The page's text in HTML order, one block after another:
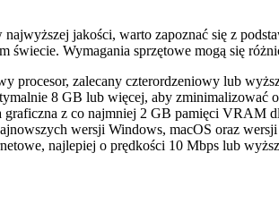
jakości, warto zapoznać się z
świecie. Wymagania sprzętowe mogą się
procesor, zalecany czterordzeniowy lub
8 GB lub więcej, aby zminimalizować
z co najmniej 2 GB pamięci VRAM
wersji Windows, macOS oraz
najlepiej o prędkości 10 Mbps lub